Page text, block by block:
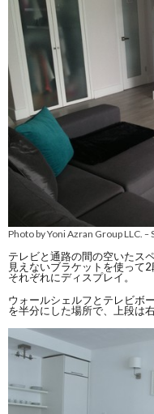
Photo by Yoni Azran Group LLC. –
テレビと通路の間の空いたス
見えないブラケットを使って
それぞれにディスプレイ。
ウォールシェルフとテレビボ
を半分にした場所で、上段は